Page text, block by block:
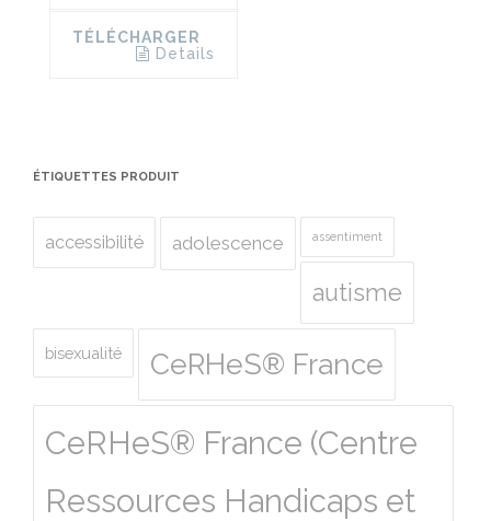
TÉLÉCHARGER
Details
ÉTIQUETTES PRODUIT
accessibilité adolescence assentiment
autisme
bisexualité CeRHeS® France
CeRHeS® France (Centre
Ressources Handicaps et